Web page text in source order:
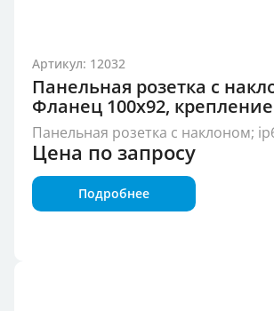
Артикул: 12032
Панельная розетка с
Фланец 100x92,
Панельная розетка с наклоном;
Цена по запросу
Подробнее